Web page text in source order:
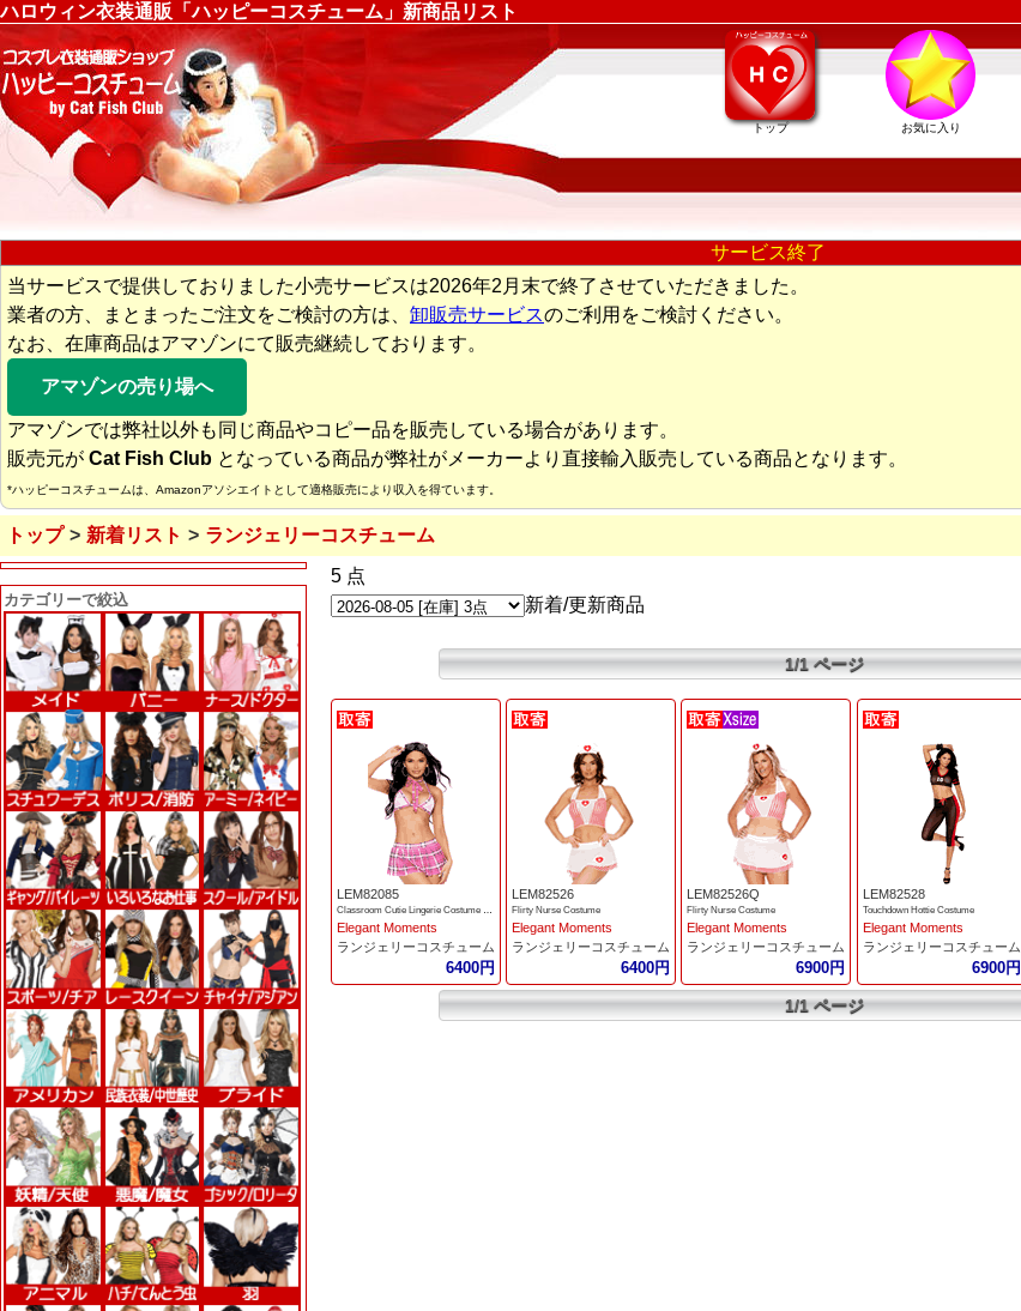
ハロウィン衣装通販「ハッピーコスチューム」新商品リスト
トップ お気に入り
サービス終了
当サービスで提供しておりました小売サービスは2026年2月末で終了させていただきました。
業者の方、まとまったご注文をご検討の方は、 卸販売サービスのご利用をご検討ください。
なお、在庫商品はアマゾンにて販売継続しております。
アマゾンの売り場へ
アマゾンでは弊社以外も同じ商品やコピー品を販売している場合があります。
販売元が Cat Fish Club となっている商品が弊社がメーカーより直接輸入販売している商品となります。
*ハッピーコスチュームは、Amazonアソシエイトとして適格販売により収入を得ています。
トップ 新着リスト ランジェリーコスチューム
カテゴリーで絞込
5 点
新着/更新商品
1/1 ページ
LEM82085
Classroom Cutie Lingerie Costume 3pc Set
Elegant Moments
ランジェリーコスチューム
6400円
LEM82526
Flirty Nurse Costume
Elegant Moments
ランジェリーコスチューム
6400円
LEM82526Q
Flirty Nurse Costume
Elegant Moments
ランジェリーコスチューム
6900円
LEM82528
Touchdown Hottie Costume
Elegant Moments
ランジェリーコスチューム
6900円
1/1 ページ